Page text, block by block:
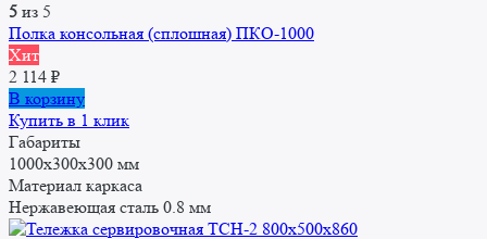
5 из 5
Полка консольная (сплошная) ПКО-1000
Хит
2 114 ₽
В корзину
Купить в 1 клик
Габариты
1000x300x300 мм
Материал каркаса
Нержавеющая сталь 0.8 мм